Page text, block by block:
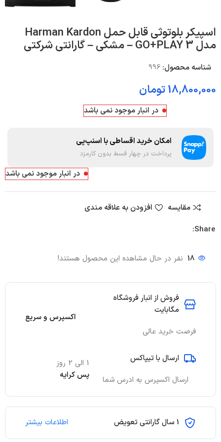
اسپیکر بلوتوثی قابل حمل Harman Kardon
مدل GO+PLAY 3 – مشکی – گارانتی شرکتی
شناسه محصول:996
18,800,000تومان
در انبار موجود نمی باشد
امکان خرید اقساطی با اسنپ‌پی
پرداخت در چهار قسط بدون کارمزد
در انبار موجود نمی باشد
مقایسه
افزودن به علاقه مندی
Share:
18 نفر در حال مشاهده این محصول هستند!
فروش از انبار فروشگاه
مگابایت
فرصت خرید عالی
اکسپرس و سریع
ارسال با تیپاکس
ارسال اکسپرس به ادرس شما
1 الی 2 روز
پس کرایه
1 سال گارانتی تعویض اطلاعات بیشتر